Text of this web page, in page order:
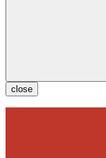
close